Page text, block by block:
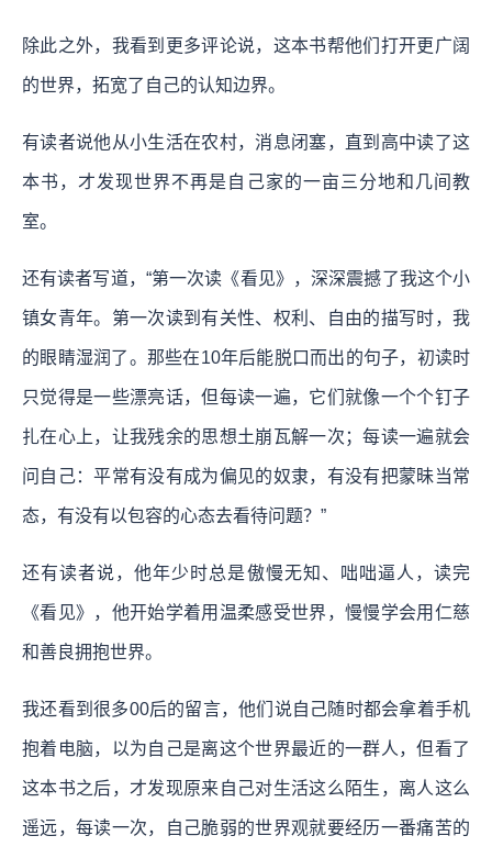
除此之外，我看到更多评论说，这本书帮他们打开更广阔
的世界，拓宽了自己的认知边界。
有读者说他从小生活在农村，消息闭塞，直到高中读了这
本书，才发现世界不再是自己家的一亩三分地和几间教
室。
还有读者写道，“第一次读《看见》，深深震撼了我这个小
镇女青年。第一次读到有关性、权利、自由的描写时，我
的眼睛湿润了。那些在10年后能脱口而出的句子，初读时
只觉得是一些漂亮话，但每读一遍，它们就像一个个钉子
扎在心上，让我残余的思想土崩瓦解一次；每读一遍就会
问自己：平常有没有成为偏见的奴隶，有没有把蒙昧当常
态，有没有以包容的心态去看待问题？”
还有读者说，他年少时总是傲慢无知、咄咄逼人，读完
《看见》，他开始学着用温柔感受世界，慢慢学会用仁慈
和善良拥抱世界。
我还看到很多00后的留言，他们说自己随时都会拿着手机
抱着电脑，以为自己是离这个世界最近的一群人，但看了
这本书之后，才发现原来自己对生活这么陌生，离人这么
遥远，每读一次，自己脆弱的世界观就要经历一番痛苦的